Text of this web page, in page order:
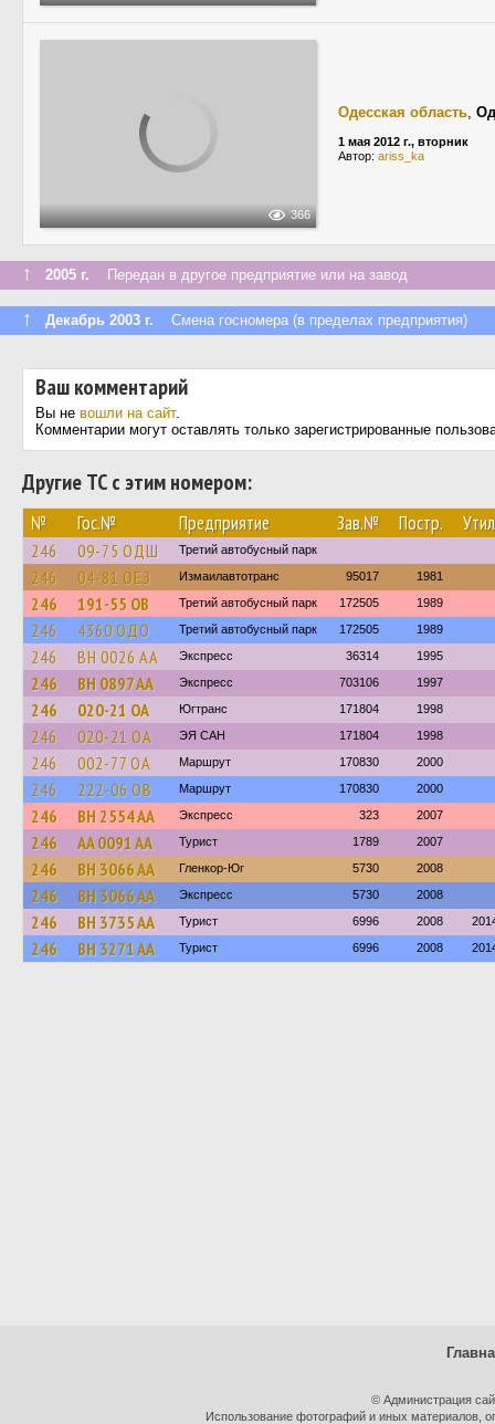
366
Одесская область,
1 мая 2012 г., вторник
Автор: ariss_ka
↑ 2005 г. Передан в другое предприятие или на завод
↑ Декабрь 2003 г. Смена госномера (в пределах предприятия)
Ваш комментарий
Вы не вошли на сайт.
Комментарии могут оставлять только зарегистрированные
Другие ТС с этим номером:
№ Гос.№ Предприятие Зав.№ Постр.
246 09-75 ОДШ Третий автобусный парк
246 04-81 ОЕЗ Измаилавтотранс 95017 1981
246 191-55 ОВ Третий автобусный парк 172505 1989
246 4360 ОДО Третий автобусный парк 172505 1989
246 BH 0026 AA Экспресс 36314 1995
246 BH 0897 AA Экспресс 703106 1997
246 020-21 ОА Югтранс 171804 1998
246 020-21 ОА ЭЯ САН 171804 1998
246 002-77 ОА Маршрут 170830 2000
246 222-06 ОВ Маршрут 170830 2000
246 BH 2554 AA Экспресс 323 2007
246 AA 0091 AA Турист 1789 2007
246 BH 3066 AA Гленкор-Юг 5730 2008
246 BH 3066 AA Экспресс 5730 2008
246 BH 3735 AA Турист 6996 2008
246 BH 3271 AA Турист 6996 2008
© Администрация
Использование фотографий и иных материалов,